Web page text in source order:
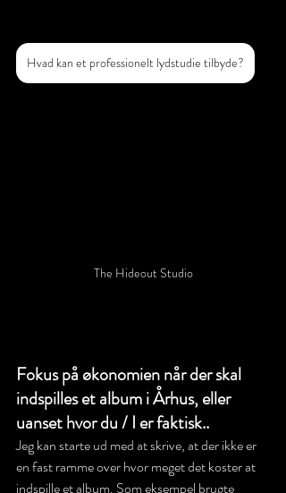
Hvad kan et professionelt lydstudie tilbyde?
The Hideout Studio
Fokus på økonomien når der skal
indspilles et album i Århus, eller
uanset hvor du / I er faktisk..
Jeg kan starte ud med at skrive, at der ikke er
en fast ramme over hvor meget det koster at
indspille et album. Som eksempel brugte